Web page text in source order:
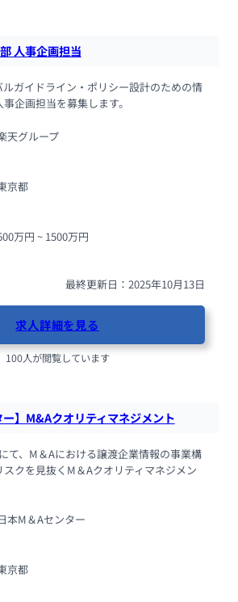
人事企画担当
ガイドライン・ポリシー設計のための情
企画担当を募集します。
天グループ
京都
万円 ~ 1500万円
最終更新日：2025年10月13日
求人詳細を見る
100人が閲覧しています
ー】M&Aクオリティマネジメント
て、M＆Aにおける譲渡企業情報の事業構
クを見抜くM＆Aクオリティマネジメン
本M＆Aセンター
京都